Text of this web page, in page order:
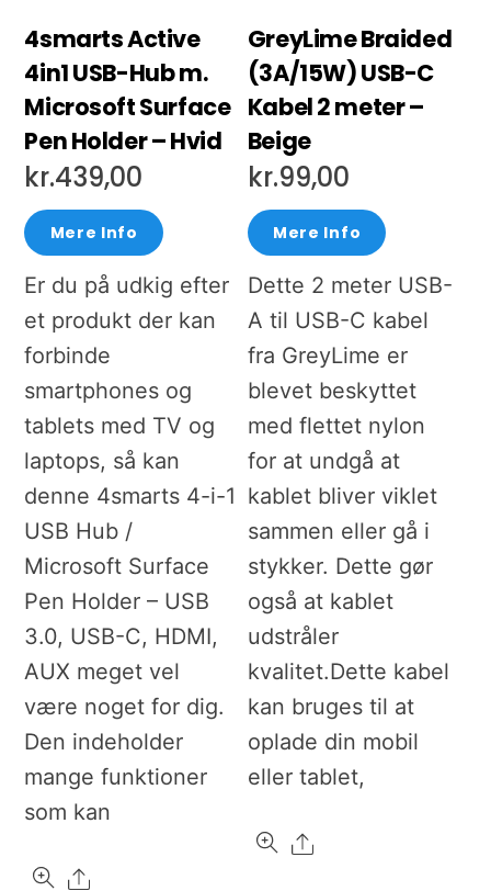
4smarts Active
4in1 USB-Hub m.
Microsoft Surface
Pen Holder – Hvid
kr.439,00
Mere Info
Er du på udkig efter
et produkt der kan
forbinde
smartphones og
tablets med TV og
laptops, så kan
denne 4smarts 4-i-1
USB Hub /
Microsoft Surface
Pen Holder – USB
3.0, USB-C, HDMI,
AUX meget vel
være noget for dig.
Den indeholder
mange funktioner
som kan
Share
GreyLime Braided
(3A/15W) USB-C
Kabel 2 meter –
Beige
kr.99,00
Mere Info
Dette 2 meter USB-
A til USB-C kabel
fra GreyLime er
blevet beskyttet
med flettet nylon
for at undgå at
kablet bliver viklet
sammen eller gå i
stykker. Dette gør
også at kablet
udstråler
kvalitet.Dette kabel
kan bruges til at
oplade din mobil
eller tablet,
Share